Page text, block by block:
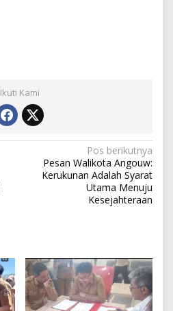
Ikuti Kami
Pos berikutnya
Pesan Walikota Angouw:
Kerukunan Adalah Syarat
Utama Menuju
Kesejahteraan